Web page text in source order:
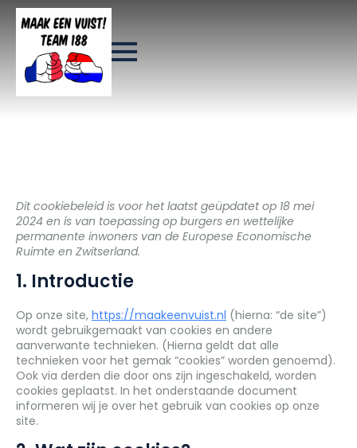
Dit cookiebeleid is voor het laatst geüpdatet op 18 mei
2024 en is van toepassing op burgers en wettelijke
permanente inwoners van de Europese Economische
Ruimte en Zwitserland.
1. Introductie
Op onze site, https://maakeenvuist.nl (hierna: “de site”)
wordt gebruikgemaakt van cookies en andere
aanverwante technieken. (Hierna geldt dat alle
technieken voor het gemak “cookies” worden genoemd).
Ook via derden die door ons zijn ingeschakeld, worden
cookies geplaatst. In het onderstaande document
informeren wij je over het gebruik van cookies op onze
site.